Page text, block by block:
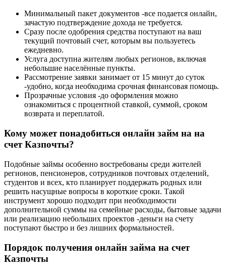
Минимальный пакет документов -все подается онлайн,
зачастую подтверждение дохода не требуется.
Сразу после одобрения средства поступают на ваш
текущий почтовый счет, которым вы пользуетесь
ежедневно.
Услуга доступна жителям любых регионов, включая
небольшие населённые пункты.
Рассмотрение заявки занимает от 15 минут до суток
-удобно, когда необходима срочная финансовая помощь.
Прозрачные условия -до оформления можно
ознакомиться с процентной ставкой, суммой, сроком
возврата и переплатой.
Кому может понадобиться онлайн займ на на
счет Казпочты?
Подобные займы особенно востребованы среди жителей
регионов, пенсионеров, сотрудников почтовых отделений,
студентов и всех, кто планирует поддержать родных или
решить насущные вопросы в короткие сроки. Такой
инструмент хорошо подходит при необходимости
дополнительной суммы на семейные расходы, бытовые задачи
или реализацию небольших проектов -деньги на счету
поступают быстро и без лишних формальностей.
Порядок получения онлайн займа на счет
Казпочты